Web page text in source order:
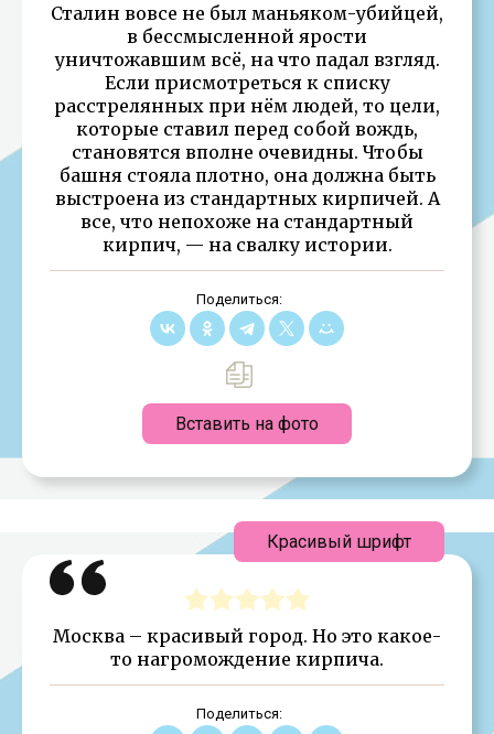
Сталин вовсе не был маньяком-убийцей,
в бессмысленной ярости
уничтожавшим всё, на что падал взгляд.
Если присмотреться к списку
расстрелянных при нём людей, то цели,
которые ставил перед собой вождь,
становятся вполне очевидны. Чтобы
башня стояла плотно, она должна быть
выстроена из стандартных кирпичей. А
все, что непохоже на стандартный
кирпич, — на свалку истории.
Поделиться:
Вставить на фото
Москва – красивый город. Но это какое-
то нагромождение кирпича.
Поделиться:
Красивый шрифт